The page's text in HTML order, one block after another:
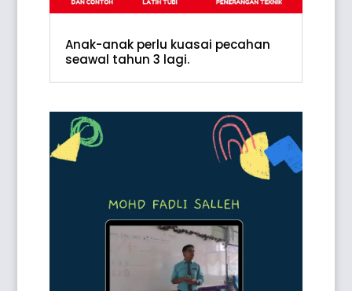
Anak-anak perlu kuasai pecahan
seawal tahun 3 lagi.